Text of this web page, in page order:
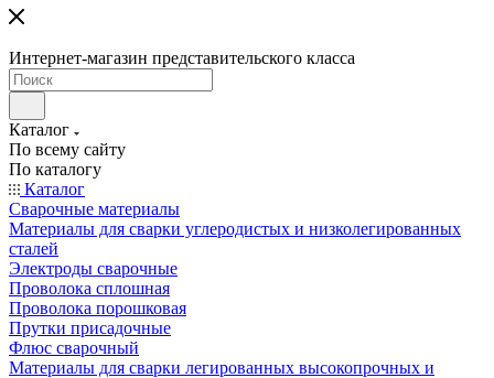
Интернет-магазин представительского класса
Каталог
По всему сайту
По каталогу
Каталог
Сварочные материалы
Материалы для сварки углеродистых и низколегированных
сталей
Электроды сварочные
Проволока сплошная
Проволока порошковая
Прутки присадочные
Флюс сварочный
Материалы для сварки легированных высокопрочных и